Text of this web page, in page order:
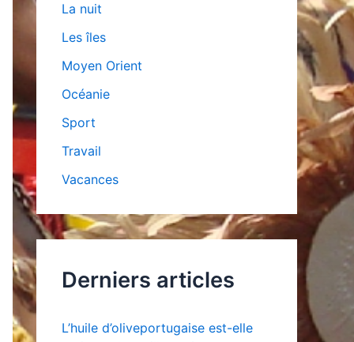
La nuit
Les îles
Moyen Orient
Océanie
Sport
Travail
Vacances
Derniers articles
L’huile d’oliveportugaise est-elle